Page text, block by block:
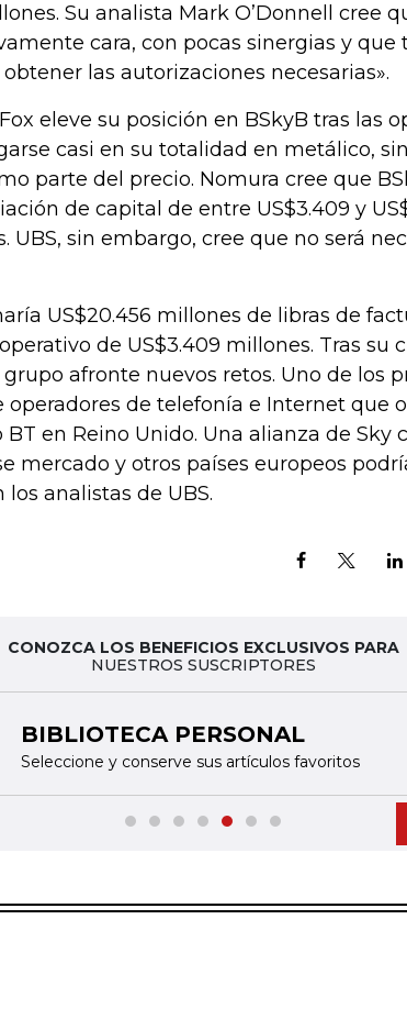
Su analista Mark O’Donnell cree
cara, con pocas sinergias y que
las autorizaciones necesarias».
eleve su posición en BSkyB tras las
casi en su totalidad en metálico,
parte del precio. Nomura cree que
de capital de entre US$3.409 y
UBS, sin embargo, cree que no será
US$20.456 millones de libras de
de US$3.409 millones. Tras su
afronte nuevos retos. Uno de los
de telefonía e Internet que
en Reino Unido. Una alianza de Sky
mercado y otros países europeos
analistas de UBS.
CONOZCA LOS BENEFICIOS EXCLUSIVOS PARA
NUESTROS SUSCRIPTORES
BIBLIOTECA PERSONAL
Seleccione y conserve sus artículos favoritos